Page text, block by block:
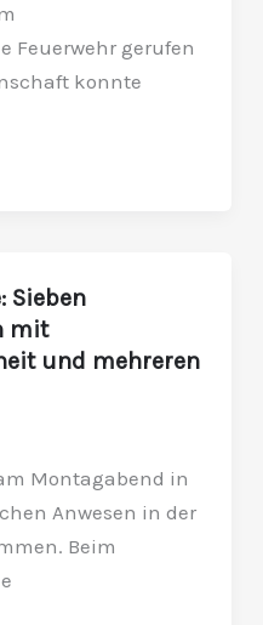
Feuerwehr gerufen
konnte
Sieben
mit
und mehreren
Montagabend in
Anwesen in der
Beim